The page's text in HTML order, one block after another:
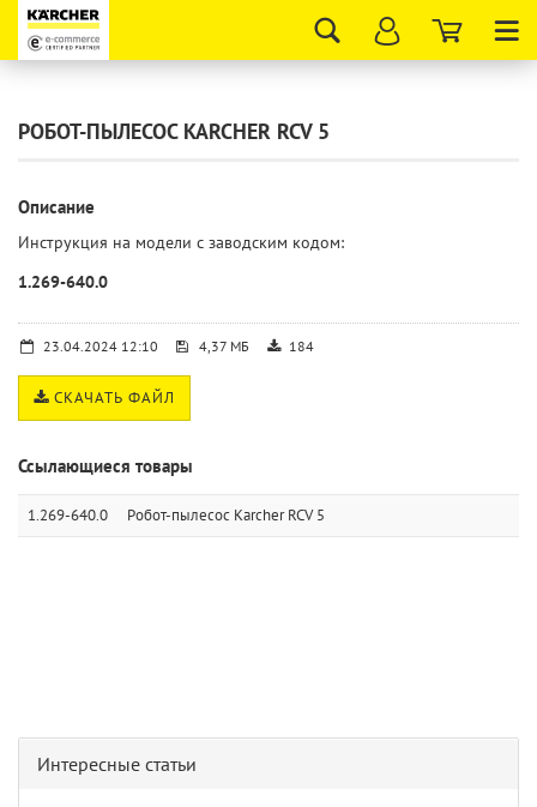
РОБОТ-ПЫЛЕСОС KARCHER RCV 5
Описание
Инструкция на модели с заводским кодом:
1.269-640.0
23.04.2024 12:10 4,37 МБ 184
СКАЧАТЬ ФАЙЛ
Ссылающиеся товары
1.269-640.0 Робот-пылесос Karcher RCV 5
Интересные статьи